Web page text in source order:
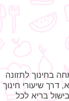
בחינוך לתזונה
דרך שיעורי חינוך
בריא לכל